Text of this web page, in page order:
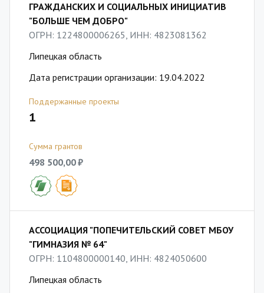
ГРАЖДАНСКИХ И СОЦИАЛЬНЫХ ИНИЦИАТИВ
"БОЛЬШЕ ЧЕМ ДОБРО"
ОГРН: 1224800006265, ИНН: 4823081362
Липецкая область
Дата регистрации организации: 19.04.2022
Поддержанные проекты
1
Сумма грантов
498 500,00 ₽
АССОЦИАЦИЯ "ПОПЕЧИТЕЛЬСКИЙ СОВЕТ МБОУ
"ГИМНАЗИЯ № 64"
ОГРН: 1104800000140, ИНН: 4824050600
Липецкая область